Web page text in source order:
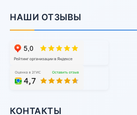
НАШИ ОТЗЫВЫ
КОНТАКТЫ